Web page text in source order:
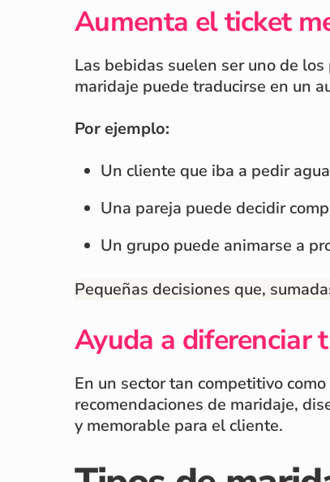
Aumenta el ticket
Las bebidas suelen ser uno de
maridaje puede traducirse en un
Por ejemplo:
Un cliente que iba a pedir
Una pareja puede decidir
Un grupo puede animarse a
Pequeñas decisiones que,
Ayuda a diferenciar
En un sector tan competitivo
recomendaciones de maridaje,
y memorable para el cliente.